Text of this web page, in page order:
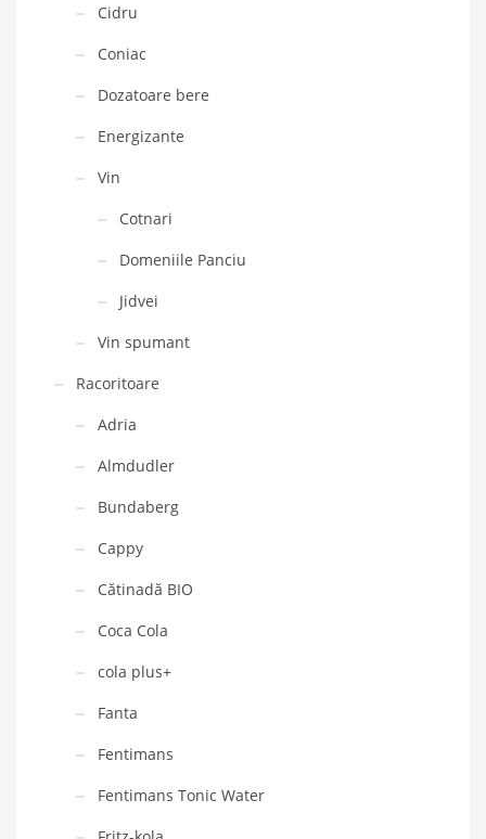
Cidru
Coniac
Dozatoare bere
Energizante
Vin
Cotnari
Domeniile Panciu
Jidvei
Vin spumant
Racoritoare
Adria
Almdudler
Bundaberg
Cappy
Cătinadă BIO
Coca Cola
cola plus+
Fanta
Fentimans
Fentimans Tonic Water